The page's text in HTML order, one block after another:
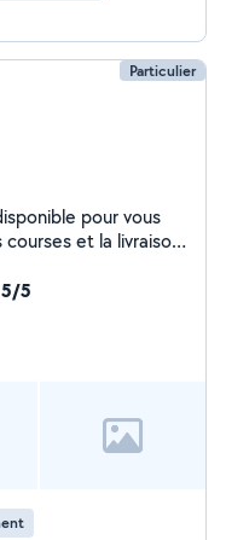
Particulier
pour vous
des meubles
5